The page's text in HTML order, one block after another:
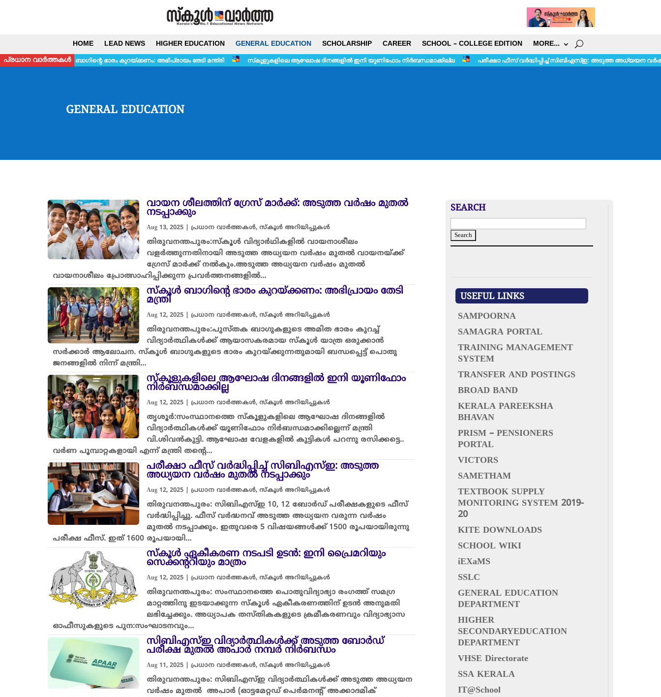
HOME LEAD NEWS HIGHER EDUCATION GENERAL EDUCATION SCHOLARSHIP CAREER SCHOOL – COLLEGE EDITION MORE…
പ്രധാന വാർത്തകൾ
ബാഗിന്റെ ഭാരം കുറയ്ക്കണം: അഭിപ്രായം തേടി മന്ത്രി സ്‌കൂളുകളിലെ ആഘോഷ ദിനങ്ങളിൽ ഇനി യൂണിഫോം നിർബന്ധമാക്കില്ല പരീക്ഷാ ഫീസ് വർദ്ധിപ്പിച്ച് സിബിഎസ്ഇ: അടുത്ത അധ്യയന വർഷം മുതൽ നടപ്പാക്കും
GENERAL EDUCATION
വായന ശീലത്തിന് ഗ്രേസ് മാർക്ക്: അടുത്ത വർഷം മുതൽ
നടപ്പാക്കും
Aug 13, 2025 |പ്രധാന വാർത്തകൾ,സ്കൂൾ അറിയിപ്പുകൾ
തിരുവനന്തപുരം:സ്കൂൾ വിദ്യാർഥികളിൽ വായനാശീലം
വളർത്തുന്നതിനായി അടുത്ത അധ്യയന വർഷം മുതൽ വായനയ്ക്ക്
ഗ്രേസ് മാർക്ക് നൽകും.അടുത്ത അധ്യയന വർഷം മുതൽ
വായനാശീലം പ്രോത്സാഹിപ്പിക്കുന്ന പ്രവർത്തനങ്ങളിൽ…
സ്കൂൾ ബാഗിന്റെ ഭാരം കുറയ്ക്കണം: അഭിപ്രായം തേടി
മന്ത്രി
Aug 12, 2025 |പ്രധാന വാർത്തകൾ,സ്കൂൾ അറിയിപ്പുകൾ
തിരുവനന്തപുരം:പുസ്തക ബാഗുകളുടെ അമിത ഭാരം കുറച്ച്
വിദ്യാർത്ഥികൾക്ക് ആയാസകരമായ സ്കൂൾ യാത്ര ഒരുക്കാൻ
സർക്കാർ ആലോചന. സ്കൂൾ ബാഗുകളുടെ ഭാരം കുറയ്ക്കുന്നതുമായി ബന്ധപ്പെട്ട് പൊതു
ജനങ്ങളിൽ നിന്ന് മന്ത്രി…
സ്‌കൂളുകളിലെ ആഘോഷ ദിനങ്ങളിൽ ഇനി യൂണിഫോം
നിർബന്ധമാക്കില്ല
Aug 12, 2025 |പ്രധാന വാർത്തകൾ,സ്കൂൾ അറിയിപ്പുകൾ
തൃശൂർ:സംസ്ഥാനത്തെ സ്‌കൂളുകളിലെ ആഘോഷ ദിനങ്ങളിൽ
വിദ്യാർത്ഥികൾക്ക് യൂണിഫോം നിർബന്ധമാക്കില്ലെന്ന് മന്ത്രി
വി.ശിവൻകുട്ടി. ആഘോഷ വേളകളിൽ കുട്ടികൾ പറന്നു രസിക്കട്ടെ..
വർണ പൂമ്പാറ്റകളായി എന്ന് മന്ത്രി തന്റെ…
പരീക്ഷാ ഫീസ് വർദ്ധിപ്പിച്ച് സിബിഎസ്ഇ: അടുത്ത
അധ്യയന വർഷം മുതൽ നടപ്പാക്കും
Aug 12, 2025 |പ്രധാന വാർത്തകൾ,സ്കൂൾ അറിയിപ്പുകൾ
തിരുവനന്തപുരം: സിബിഎസ്ഇ 10, 12 ബോർഡ് പരീക്ഷകളുടെ ഫീസ്
വർദ്ധിപ്പിച്ചു. ഫീസ് വർദ്ധനവ് അടുത്ത അധ്യയന വരുന്ന വർഷം
മുതൽ നടപ്പാക്കും. ഇതുവരെ 5 വിഷയങ്ങൾക്ക് 1500 രൂപയായിരുന്നു
പരീക്ഷ ഫീസ്. ഇത് 1600 രൂപയായി…
സ്കൂൾ ഏകീകരണ നടപടി ഉടൻ: ഇനി പ്രൈമറിയും
സെക്കന്ററിയും മാത്രം
Aug 12, 2025 |പ്രധാന വാർത്തകൾ,സ്കൂൾ അറിയിപ്പുകൾ
തിരുവനന്തപുരം: സംസ്ഥാനത്തെ പൊതുവിദ്യാഭ്യാ രംഗത്ത് സമഗ്ര
മാറ്റത്തിനു ഇടയാക്കുന്ന സ്കൂൾ ഏകീകരണത്തിന് ഉടൻ അനുമതി
ലഭിച്ചേക്കും. അധ്യാപക തസ്തികകളുടെ ക്രമീകരണവും വിദ്യാഭ്യാസ
ഓഫീസുകളുടെ പുന:സംഘാടനവും…
സിബിഎസ്ഇ വിദ്യാർത്ഥികൾക്ക് അടുത്ത ബോർഡ്
പരീക്ഷ മുതൽ അപാർ നമ്പർ നിർബന്ധം
Aug 11, 2025 |പ്രധാന വാർത്തകൾ,സ്കൂൾ അറിയിപ്പുകൾ
തിരുവനന്തപുരം: സിബിഎസ്ഇ വിദ്യാർത്ഥികൾക്ക് അടുത്ത അധ്യയന
വർഷം മുതൽ അപാർ (ഓട്ടമേറ്റഡ് പെർമനന്റ് അക്കാദമിക്
SEARCH
e
a
USEFUL LINKS
SAMPOORNA
SAMAGRA PORTAL
TRAINING MANAGEMENT
SYSTEM
TRANSFER AND POSTINGS
BROAD BAND
KERALA PAREEKSHA
BHAVAN
PRISM – PENSIONERS
PORTAL
VICTORS
SAMETHAM
TEXTBOOK SUPPLY
MONITORING SYSTEM 2019-
20
KITE DOWNLOADS
SCHOOL WIKI
iEXaMS
SSLC
GENERAL EDUCATION
DEPARTMENT
HIGHER
SECONDARYEDUCATION
DEPARTMENT
VHSE Directorate
SSA KERALA
IT@School